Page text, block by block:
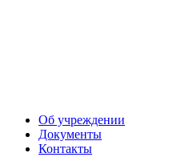
Об учреждении
Документы
Контакты